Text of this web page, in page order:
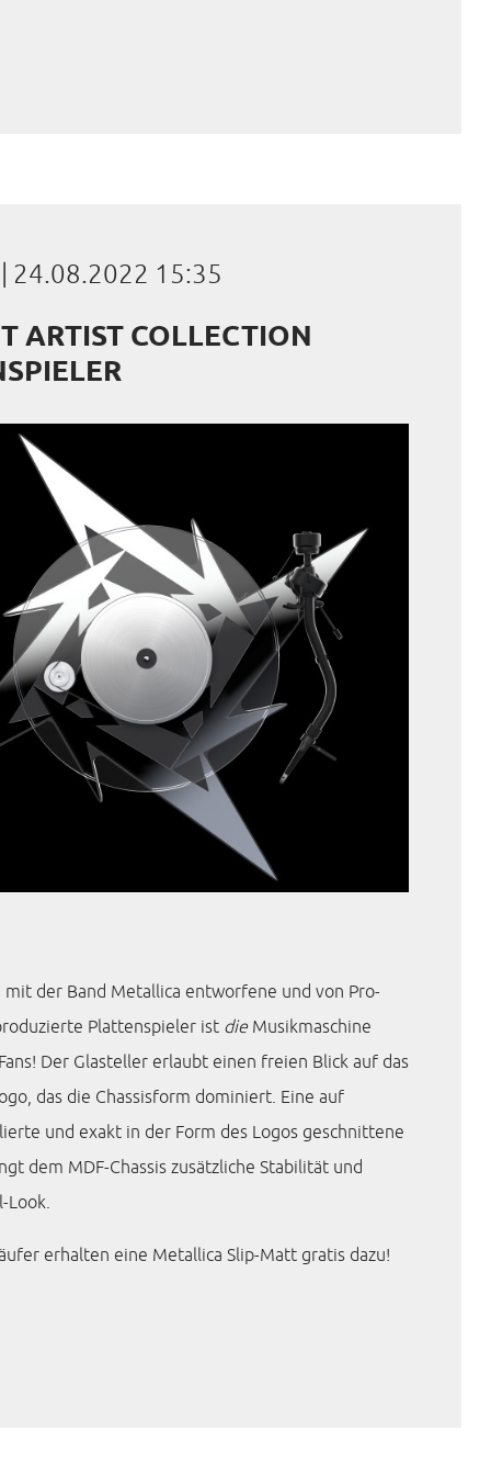
24.08.2022 15:35
ARTIST COLLECTION
mit der Band Metallica entworfene und von Pro-
Plattenspieler ist dieMusikmaschine
Der Glasteller erlaubt einen freien Blick auf das
das die Chassisform dominiert. Eine auf
und exakt in der Form des Logos geschnittene
dem MDF-Chassis zusätzliche Stabilität und
erhalten eine Metallica Slip-Matt gratis dazu!